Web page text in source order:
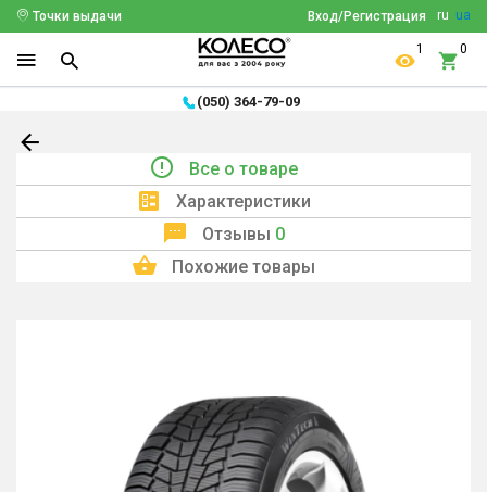
ru ua
Вход/Регистрация
Точки выдачи
1 0
(050) 364-79-09
Все о товаре
Характеристики
Отзывы 0
Похожие товары